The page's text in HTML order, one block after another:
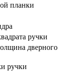
планки
ручки
дверного
ручки